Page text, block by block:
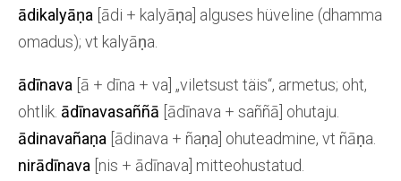
ādikalyāṇa [ādi + kalyāṇa] alguses hüveline (dhamma
omadus); vt kalyāṇa.
ādīnava [ā + dīna + va] „viletsust täis“, armetus; oht,
ohtlik. ādīnavasaññā [ādīnava + saññā] ohutaju.
ādinavañaṇa [ādinava + ñaṇa] ohuteadmine, vt ñāṇa.
nirādīnava [nis + ādīnava] mitteohustatud.